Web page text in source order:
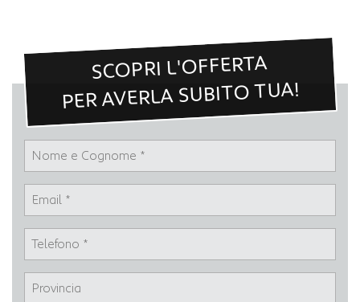
SCOPRI L'OFFERTA
PER AVERLA SUBITO TUA!